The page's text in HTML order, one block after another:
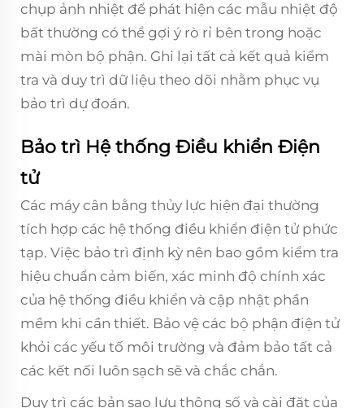
chụp ảnh nhiệt để phát hiện các mẫu nhiệt độ
bất thường có thể gợi ý rò rỉ bên trong hoặc
mài mòn bộ phận. Ghi lại tất cả kết quả kiểm
tra và duy trì dữ liệu theo dõi nhằm phục vụ
bảo trì dự đoán.
Bảo trì Hệ thống Điều khiển Điện
tử
Các máy cân bằng thủy lực hiện đại thường
tích hợp các hệ thống điều khiển điện tử phức
tạp. Việc bảo trì định kỳ nên bao gồm kiểm tra
hiệu chuẩn cảm biến, xác minh độ chính xác
của hệ thống điều khiển và cập nhật phần
mềm khi cần thiết. Bảo vệ các bộ phận điện tử
khỏi các yếu tố môi trường và đảm bảo tất cả
các kết nối luôn sạch sẽ và chắc chắn.
Duy trì các bản sao lưu thông số và cài đặt của